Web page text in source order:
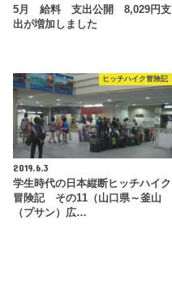
5月 給料 支出公開 8,029円支
出が増加しました
ヒッチハイク冒険記
2019.6.3
学生時代の日本縦断ヒッチハイク
冒険記 その11（山口県～釜山
（プサン）広…